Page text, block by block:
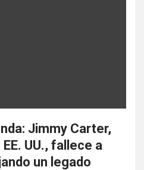
Jimmy Carter,
UU., fallece a
un legado